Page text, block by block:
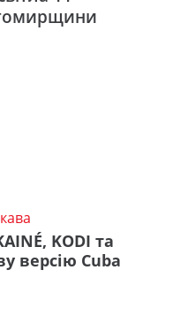
KODI та
версію Cuba